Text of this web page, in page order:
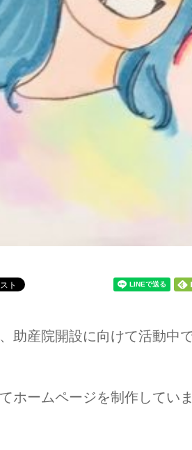
助産院開設に向けて活動中で
ホームページを制作していま